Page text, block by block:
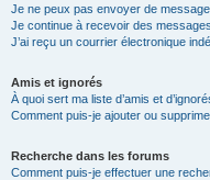
Je ne peux pas envoyer de
Je continue à recevoir des
J’ai reçu un courrier électronique
Amis et ignorés
À quoi sert ma liste d’amis et
Comment puis-je ajouter ou
Recherche dans les forums
Comment puis-je effectuer une